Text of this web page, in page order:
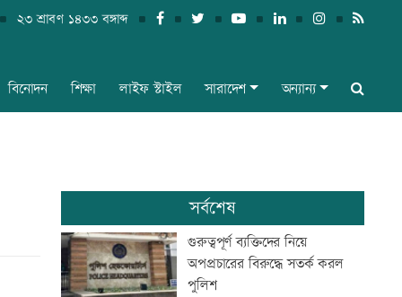
২৩ শ্রাবণ ১৪৩৩ বঙ্গাব্দ
বিনোদন শিক্ষা লাইফ স্টাইল সারাদেশ অন্যান্য
সর্বশেষ
গুরুত্বপূর্ণ ব্যক্তিদের নিয়ে
অপপ্রচারের বিরুদ্ধে সতর্ক করল
পুলিশ